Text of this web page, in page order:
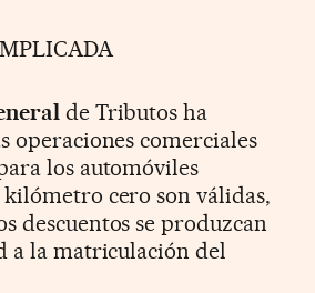
de Tributos ha
operaciones comerciales
los automóviles
cero son válidas,
descuentos se produzcan
a la matriculación del